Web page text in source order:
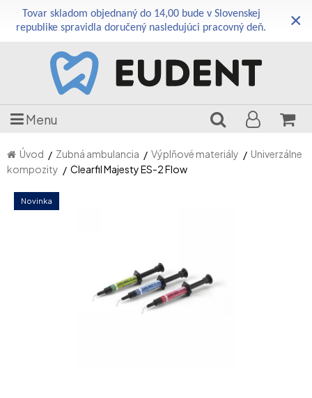
Tovar skladom objednaný do 14,00 bude v Slovenskej
republike spravidla doručený nasledujúci pracovný deň.
×
Menu
Úvod Zubná ambulancia Výplňové materiály
Univerzálne
kompozity
Clearfil Majesty ES-2 Flow
Novinka